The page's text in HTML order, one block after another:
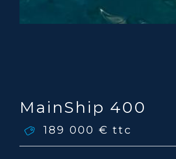
MainShip 400
189 000 € ttc